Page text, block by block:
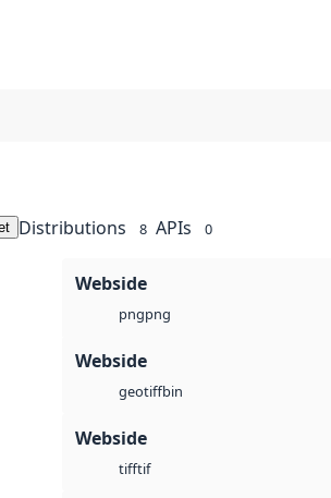
Distributions 8 APIs 0
Webside
pngpng
Webside
geotiffbin
Webside
tifftif